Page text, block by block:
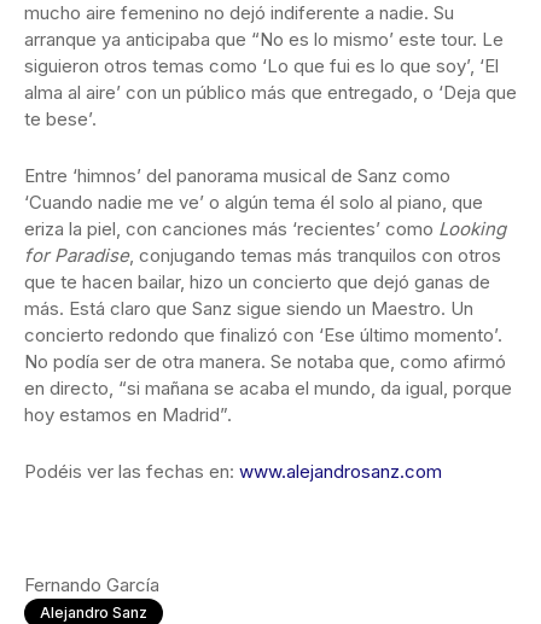
mucho aire femenino no dejó indiferente a nadie. Su
arranque ya anticipaba que “No es lo mismo’ este tour. Le
siguieron otros temas como ‘Lo que fui es lo que soy’, ‘El
alma al aire’ con un público más que entregado, o ‘Deja que
te bese’.
Entre ‘himnos’ del panorama musical de Sanz como
‘Cuando nadie me ve’ o algún tema él solo al piano, que
eriza la piel, con canciones más ‘recientes’ como Looking
for Paradise, conjugando temas más tranquilos con otros
que te hacen bailar, hizo un concierto que dejó ganas de
más. Está claro que Sanz sigue siendo un Maestro. Un
concierto redondo que finalizó con ‘Ese último momento’.
No podía ser de otra manera. Se notaba que, como afirmó
en directo, “si mañana se acaba el mundo, da igual, porque
hoy estamos en Madrid”.
Podéis ver las fechas en: www.alejandrosanz.com
Fernando García
Alejandro Sanz